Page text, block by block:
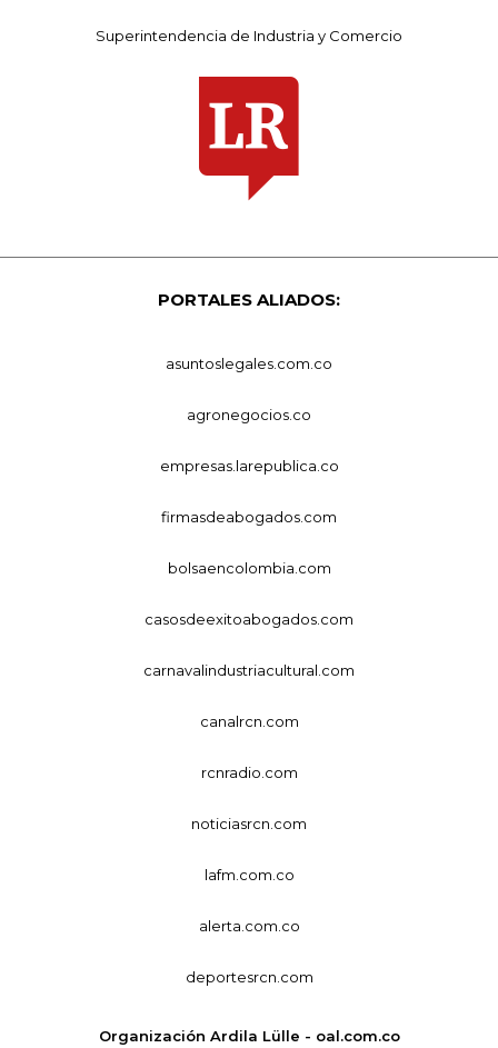
Superintendencia de Industria y Comercio
PORTALES ALIADOS:
asuntoslegales.com.co
agronegocios.co
empresas.larepublica.co
firmasdeabogados.com
bolsaencolombia.com
casosdeexitoabogados.com
carnavalindustriacultural.com
canalrcn.com
rcnradio.com
noticiasrcn.com
lafm.com.co
alerta.com.co
deportesrcn.com
Organización Ardila Lülle - oal.com.co